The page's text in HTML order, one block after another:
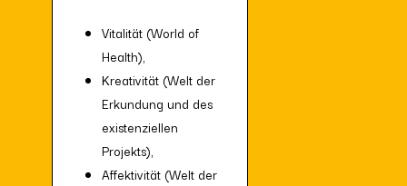
Vitalität (World of
Health),
Kreativität (Welt der
Erkundung und des
existenziellen
Projekts),
Affektivität (Welt der